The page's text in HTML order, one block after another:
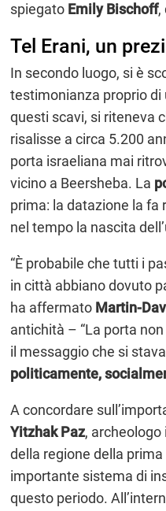
spiegato Emily Bischoff,
Tel Erani, un
In secondo luogo, si è
testimonianza proprio di
questi scavi, si riteneva
risalisse a circa 5.200
porta israeliana mai
vicino a Beersheba. La
prima: la datazione la fa
nel tempo la nascita
“È probabile che tutti i
in città abbiano dovuto
ha affermato Martin-
antichità – “La porta
il messaggio che si
politicamente,
A concordare
Yitzhak Paz, archeologo
della regione della
importante sistema di
questo periodo.